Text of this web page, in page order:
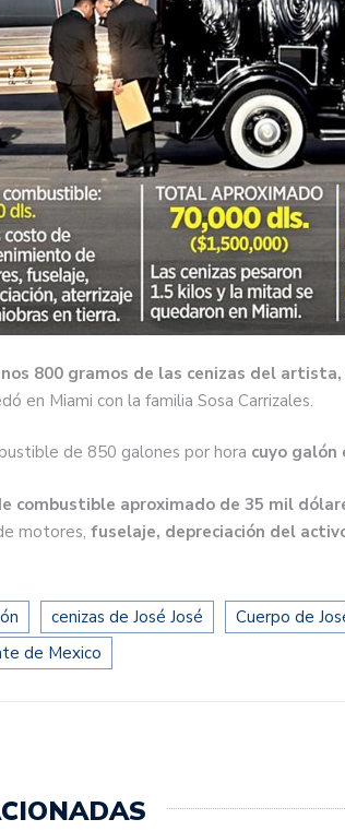
800 gramos de las cenizas del artista,
en Miami con la familia Sosa Carrizales.
de 850 galones por hora cuyo galón
combustible aproximado de 35 mil
motores, fuselaje, depreciación del
cenizas de José José Cuerpo de
de Mexico